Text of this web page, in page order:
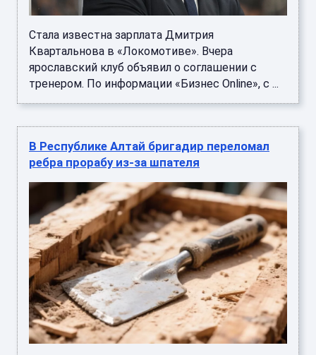
Стала известна зарплата Дмитрия
Квартальнова в «Локомотиве». Вчера
ярославский клуб объявил о соглашении с
тренером. По информации «Бизнес Online», с ...
В Республике Алтай бригадир переломал
ребра прорабу из-за шпателя